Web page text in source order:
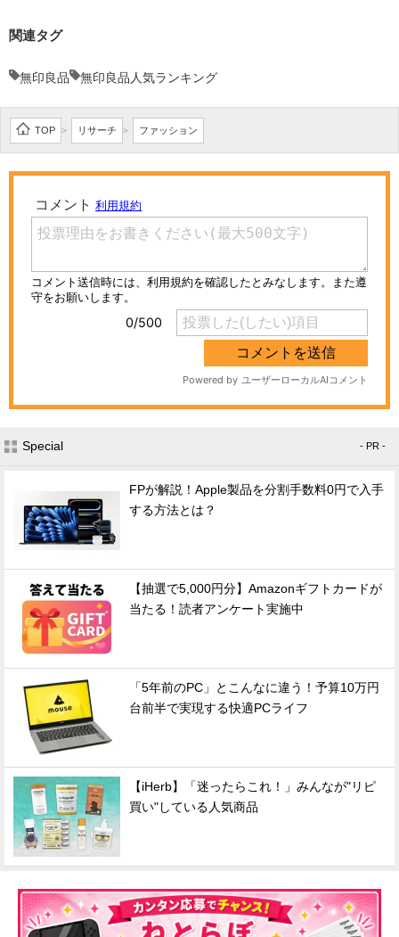
関連タグ
無印良品 無印良品人気ランキング
TOP > リサーチ > ファッション
Special - PR -
FPが解説！Apple製品を分割手数料0円で入手
する方法とは？
【抽選で5,000円分】Amazonギフトカードが
当たる！読者アンケート実施中
「5年前のPC」とこんなに違う！予算10万円
台前半で実現する快適PCライフ
【iHerb】「迷ったらこれ！」みんなが"リピ
買い"している人気商品